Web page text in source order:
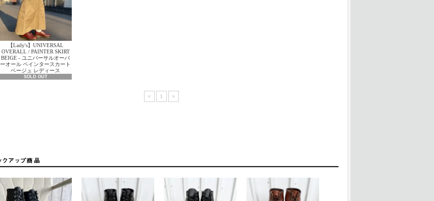
【Lady's】UNIVERSAL
OVERALL / PAINTER SKIRT
BEIGE - ユニバーサルオーバ
ーオール ペインタースカート
ベージュ レディース
SOLD OUT
< 1 >